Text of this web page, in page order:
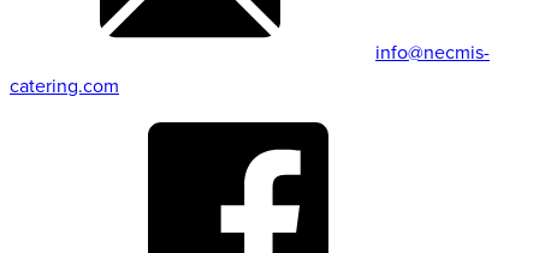
info@necmis-
catering.com